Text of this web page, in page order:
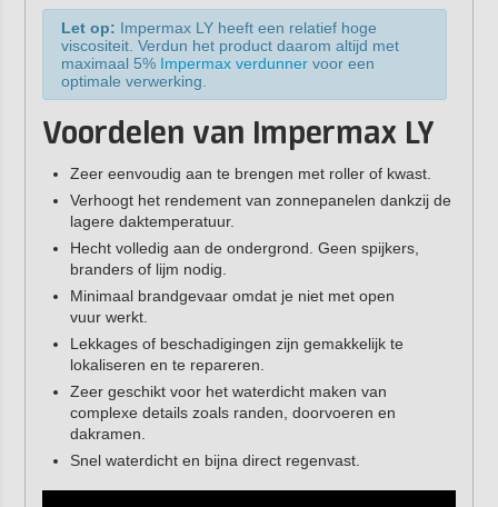
Let op: Impermax LY heeft een relatief hoge
viscositeit. Verdun het product daarom altijd met
maximaal 5% Impermax verdunnervoor een
optimale verwerking.
Voordelen van Impermax LY
Zeer eenvoudig aan te brengen met roller of kwast.
Verhoogt het rendement van zonnepanelen dankzij de
lagere daktemperatuur.
Hecht volledig aan de ondergrond. Geen spijkers,
branders of lijm nodig.
Minimaal brandgevaar omdat je niet met open
vuur werkt.
Lekkages of beschadigingen zijn gemakkelijk te
lokaliseren en te repareren.
Zeer geschikt voor het waterdicht maken van
complexe details zoals randen, doorvoeren en
dakramen.
Snel waterdicht en bijna direct regenvast.